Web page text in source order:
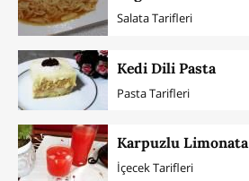
Salata Tarifleri
Kedi Dili Pasta
Pasta Tarifleri
Karpuzlu Limonata
İçecek Tarifleri